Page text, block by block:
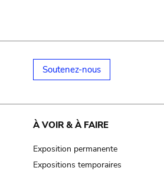
Soutenez-nous
À VOIR & À FAIRE
Exposition permanente
Expositions temporaires